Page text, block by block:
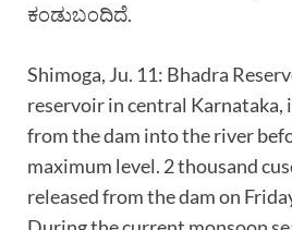
ಕಂಡುಬಂದಿದೆ.
Shimoga, Ju. 11: Bhadra
reservoir in central Karnataka,
from the dam into the river
maximum level. 2 thousand
released from the dam on